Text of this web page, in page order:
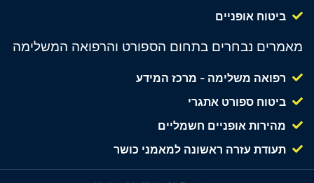
ביטוח אופניים
מאמרים נבחרים בתחום הספורט והרפואה המשלימה
רפואה משלימה - מרכז המידע
ביטוח ספורט אתגרי
מהירות אופניים חשמליים
תעודת עזרה ראשונה למאמני כושר